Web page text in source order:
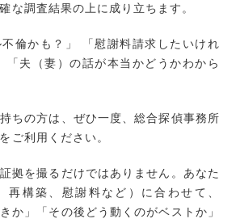
な調査結果の上に成り立ちます。
不倫かも？」 「慰謝料請求したいけれ
「夫（妻）の話が本当かどうかわから
ちの方は、ぜひ一度、総合探偵事務所
ご利用ください。
拠を撮るだけではありません。あなた
再構築、慰謝料など）に合わせて、
か」「その後どう動くのがベストか」